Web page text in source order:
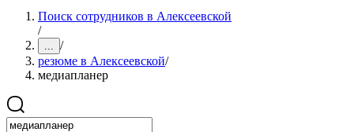
Поиск сотрудников в Алексеевской
/
... /
резюме в Алексеевской/
медиапланер